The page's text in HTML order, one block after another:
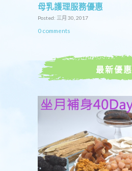
母乳護理服務優惠
Posted: 三月 30, 2017
0 comments
最新優惠